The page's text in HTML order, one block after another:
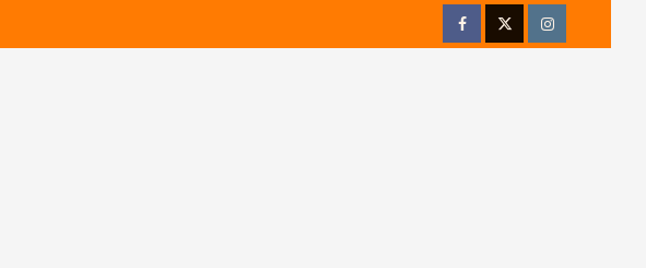
FacebookTwitterInstagram